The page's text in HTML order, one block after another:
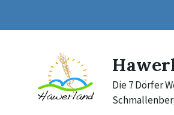
content
main
footer
Die 7 Dörfer